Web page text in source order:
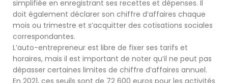
simplifiée en enregistrant ses recettes et dépenses. Il
doit également déclarer son chiffre d’affaires chaque
mois ou trimestre et s’acquitter des cotisations sociales
correspondantes.
L’auto-entrepreneur est libre de fixer ses tarifs et
horaires, mais il est important de noter qu’il ne peut pas
dépasser certaines limites de chiffre d’affaires annuel.